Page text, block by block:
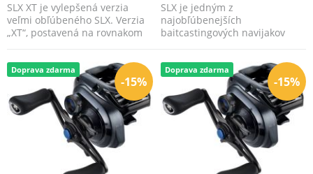
SLX XT je vylepšená verzia
veľmi obľúbeného SLX. Verzia
„XT“, postavená na rovnakom
SLX je jedným z
najobľúbenejších
baitcastingových navijakov
-15%
Doprava zdarma
-15%
Doprava zdarma